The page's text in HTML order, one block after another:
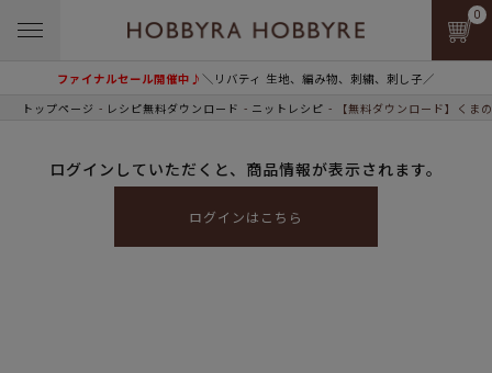
ファイナルセール開催中♪＼リバティ 生地、編み物、刺繍、刺し子／
0
トップページ レシピ無料ダウンロード ニットレシピ 【無料ダウンロード】くま
ログインしていただくと、商品情報が表示されます。
ログインはこちら